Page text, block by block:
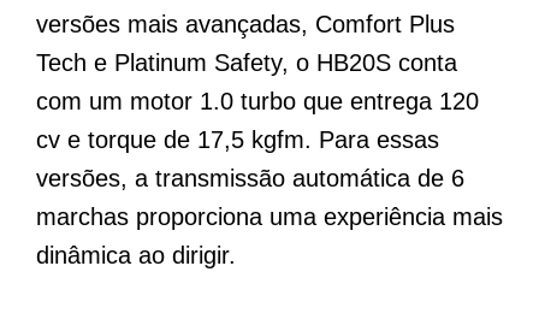
versões mais avançadas, Comfort Plus
Tech e Platinum Safety, o HB20S conta
com um motor 1.0 turbo que entrega 120
cv e torque de 17,5 kgfm. Para essas
versões, a transmissão automática de 6
marchas proporciona uma experiência mais
dinâmica ao dirigir.